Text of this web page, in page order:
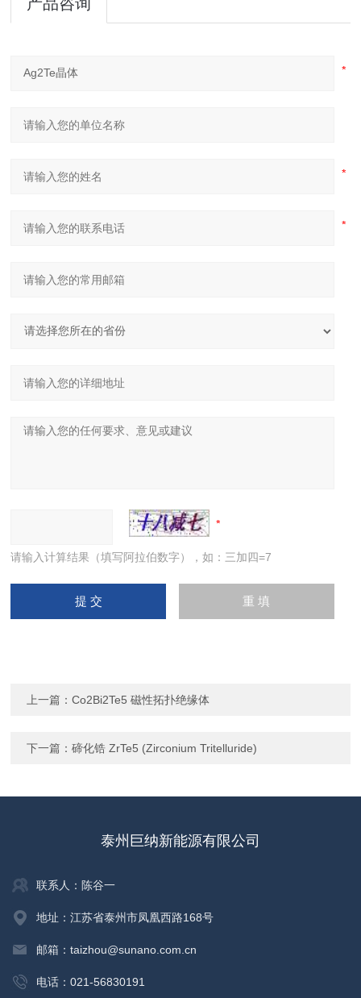
请输入计算结果（填写阿拉伯数字），如：三加四=7
上一篇：Co2Bi2Te5 磁性拓扑绝缘体
下一篇：碲化锆 ZrTe5 (Zirconium Tritelluride)
泰州巨纳新能源有限公司
联系人：陈谷一
地址：江苏省泰州市凤凰西路168号
邮箱：taizhou@sunano.com.cn
电话：021-56830191